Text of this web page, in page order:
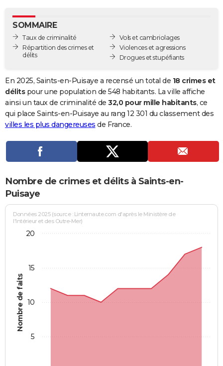
GUIDES D'ACHAT
BONS PLANS
Carte de Noël
Carte Bonne année
Carte Saint-Valentin
Carte Pâques
Carte d'anniversaire
DICTIONNAIRE
Dictionnaire
Biographies
Citations
Expressions
Proverbes
PROGRAMME TV
Se connecter
Entreprises
Service militaire
Avis de recherche
AVIS DE DÉCÈS
Bricolage
Lifestyle
Culture
Sport
Auto
Television
Voyage
Cinema
SOMMAIRE
Taux de criminalité
Répartition des crimes et
délits
Vols et cambriolages
Violences et agressions
Drogues et stupéfiants
En 2025, Saints-en-Puisaye a recensé un total de 18 crimes et
délitspour une population de 548 habitants. La ville affiche
ainsi un taux de criminalité de 32,0 pour mille habitants, ce
qui place Saints-en-Puisaye au rang 12 301 du classement des
villes les plus dangereuses de France.
Nombre de crimes et délits à Saints-en-
Puisaye
Nombre de faits
Données 2025 (source : Linternaute.com d'après le Ministère de
l'Intérieur et des Outre-Mer)
5
10
15
20